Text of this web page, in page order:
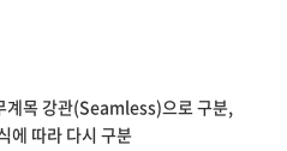
계목 강관(Seamless)으로 구분,
에 따라 다시 구분